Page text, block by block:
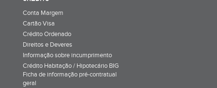
Conta Margem
Cartão Visa
Crédito Ordenado
Direitos e Deveres
Informação sobre incumprimento
Crédito Habitação / Hipotecário BIG
Ficha de informação pré-contratual
geral